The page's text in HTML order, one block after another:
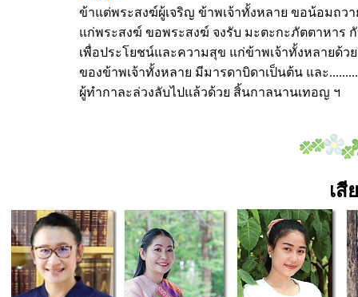
ข้าแต่พระสงฆ์ผู้เจริญ ข้าพเจ้าทั้งหลาย ขอน้อมถว
แก่พระสงฆ์ ขอพระสงฆ์ จงรับ มะตะกะภัตตาหาร
เพื่อประโยชน์และความสุข แก่ข้าพเจ้าทั้งหลายด้ว
ของข้าพเจ้าทั้งหลาย มีมารดาบิดาเป็นต้น และ
ผู้ทำกาละล่วงลับไปแล้วด้วย สิ้นกาลนานเทอญ ฯ
เสี